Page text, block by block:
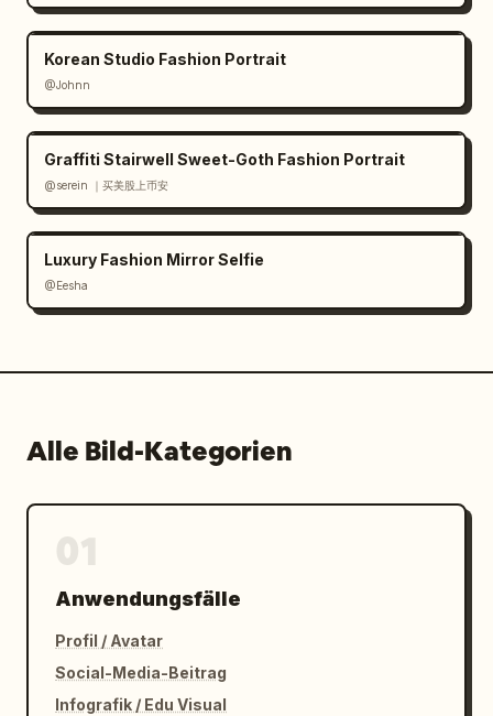
Korean Studio Fashion Portrait
@Johnn
Graffiti Stairwell Sweet-Goth Fashion Portrait
@serein ｜买美股上币安
Luxury Fashion Mirror Selfie
@Eesha
Alle Bild-Kategorien
Anwendungsfälle
Profil / Avatar
Social-Media-Beitrag
Infografik / Edu Visual